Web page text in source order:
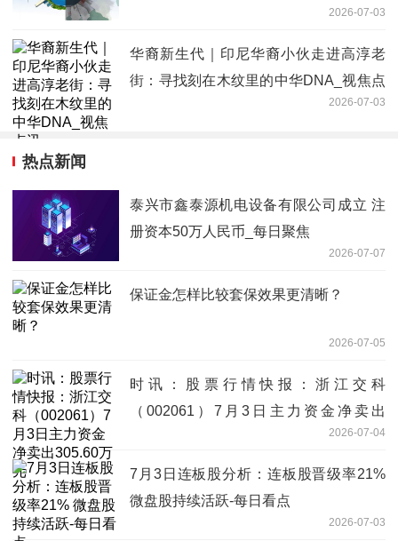
2026-07-03
华裔新生代｜印尼华裔小伙走进高淳老
街：寻找刻在木纹里的中华DNA_视焦点
2026-07-03
热点新闻
泰兴市鑫泰源机电设备有限公司成立 注
册资本50万人民币_每日聚焦
2026-07-07
保证金怎样比较套保效果更清晰？
2026-07-05
时讯：股票行情快报：浙江交科
（002061）7月3日主力资金净卖出
2026-07-04
7月3日连板股分析：连板股晋级率21%
微盘股持续活跃-每日看点
2026-07-03